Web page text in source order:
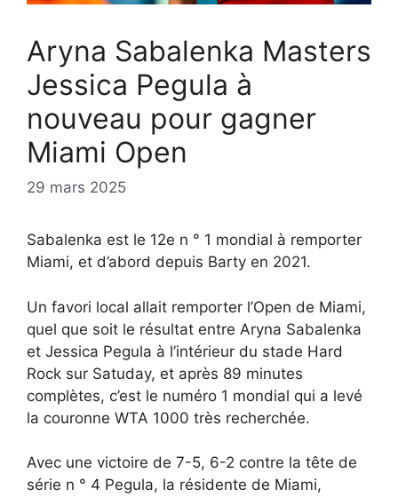
Aryna Sabalenka Masters
Jessica Pegula à
nouveau pour gagner
Miami Open
29 mars 2025
Sabalenka est le 12e n ° 1 mondial à remporter
Miami, et d’abord depuis Barty en 2021.
Un favori local allait remporter l’Open de Miami,
quel que soit le résultat entre Aryna Sabalenka
et Jessica Pegula à l’intérieur du stade Hard
Rock sur Satuday, et après 89 minutes
complètes, c’est le numéro 1 mondial qui a levé
la couronne WTA 1000 très recherchée.
Avec une victoire de 7-5, 6-2 contre la tête de
série n ° 4 Pegula, la résidente de Miami,